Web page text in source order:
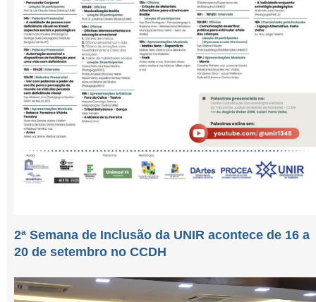
2ª Semana de Inclusão da UNIR acontece de 16 a
20 de setembro no CCDH